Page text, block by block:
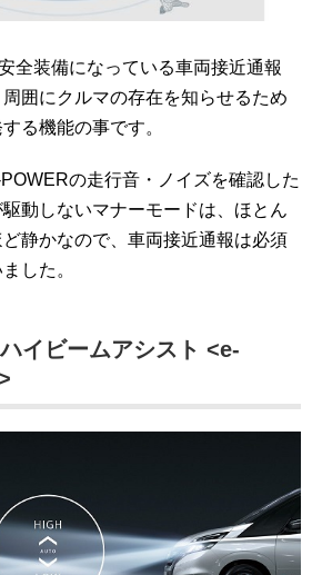
全装備になっている車両接近通報
囲にクルマの存在を知らせるため
る機能の事です。
の走行音・ノイズを確認した
動しないマナーモードは、ほとん
静かなので、車両接近通報は必須
した。
イビームアシスト <e-